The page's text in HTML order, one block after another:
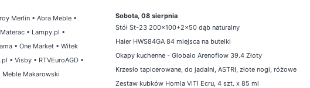
Merlin • Abra Meble •
• Lampy.pl •
• One Market • Witek
• Visby • RTVEuroAGD •
Meble Makarowski
Sobota, 08 sierpnia
Stół St-23 200x100+2x50 dąb naturalny
Haier HWS84GA 84 miejsca na butelki
Okapy kuchenne - Globalo Arenoflow 39.4 Złoty
Krzesło tapicerowane, do jadalni, ASTRI, złote nogi, różowe
Zestaw kubków Homla VITI Ecru, 4 szt. x 85 ml